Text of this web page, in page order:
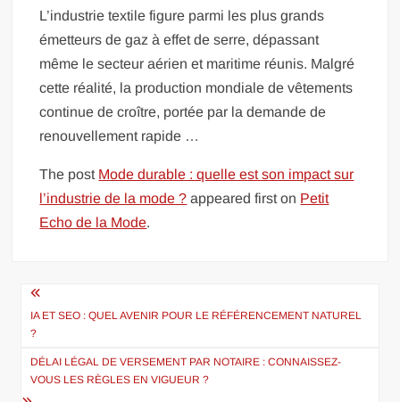
L’industrie textile figure parmi les plus grands
émetteurs de gaz à effet de serre, dépassant
même le secteur aérien et maritime réunis. Malgré
cette réalité, la production mondiale de vêtements
continue de croître, portée par la demande de
renouvellement rapide …
The post Mode durable : quelle est son impact sur
l’industrie de la mode ? appeared first on Petit
Echo de la Mode.
Navigation
de
l’article
IA ET SEO : QUEL AVENIR POUR LE RÉFÉRENCEMENT NATUREL
?
DÉLAI LÉGAL DE VERSEMENT PAR NOTAIRE : CONNAISSEZ-
VOUS LES RÈGLES EN VIGUEUR ?